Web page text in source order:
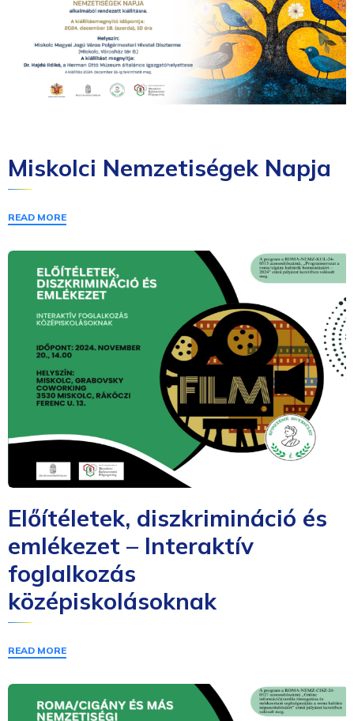
Miskolci Nemzetiségek Napja
READ MORE
Előítéletek, diszkrimináció és
emlékezet – Interaktív
foglalkozás
középiskolásoknak
READ MORE